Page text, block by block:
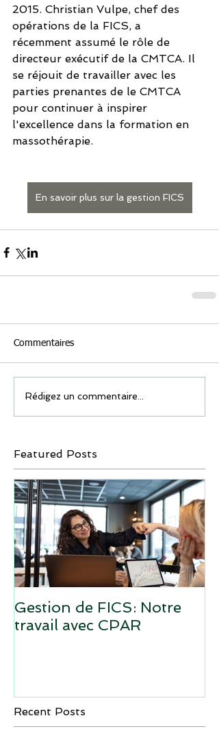
2015. Christian Vulpe, chef des
opérations de la FICS, a
récemment assumé le rôle de
directeur exécutif de la CMTCA. Il
se réjouit de travailler avec les
parties prenantes de le CMTCA
pour continuer à inspirer
l'excellence dans la formation en
massothérapie.
En savoir plus sur la gestion FICS
Commentaires
Rédigez un commentaire...
Featured Posts
Gestion de FICS: Notre
travail avec CPAR
Recent Posts